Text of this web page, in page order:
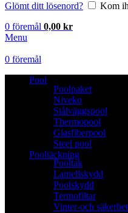
Glömt ditt lösenord?
Kom
0 föremål 0,00 kr
Menu
0 föremål
Pool
Poolpaket
Niveko
Stålväggspool
Thermopool
Glasfiberpool
Steel pool
Pooltäckning
Pooltak
Lamellskydd
Poolskydd
Termofiltar
Vinter-och